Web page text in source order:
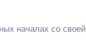
началах со своей